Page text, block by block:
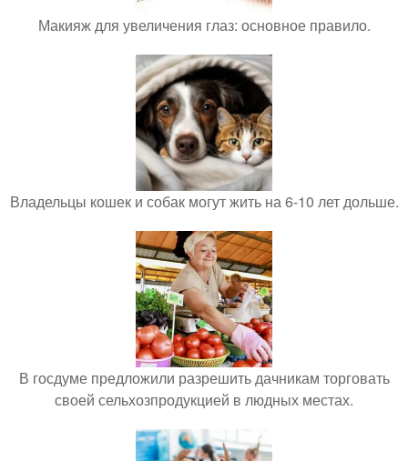
Макияж для увеличения глаз: основное правило.
Владельцы кошек и собак могут жить на 6-10 лет дольше.
В госдуме предложили разрешить дачникам торговать
своей сельхозпродукцией в людных местах.